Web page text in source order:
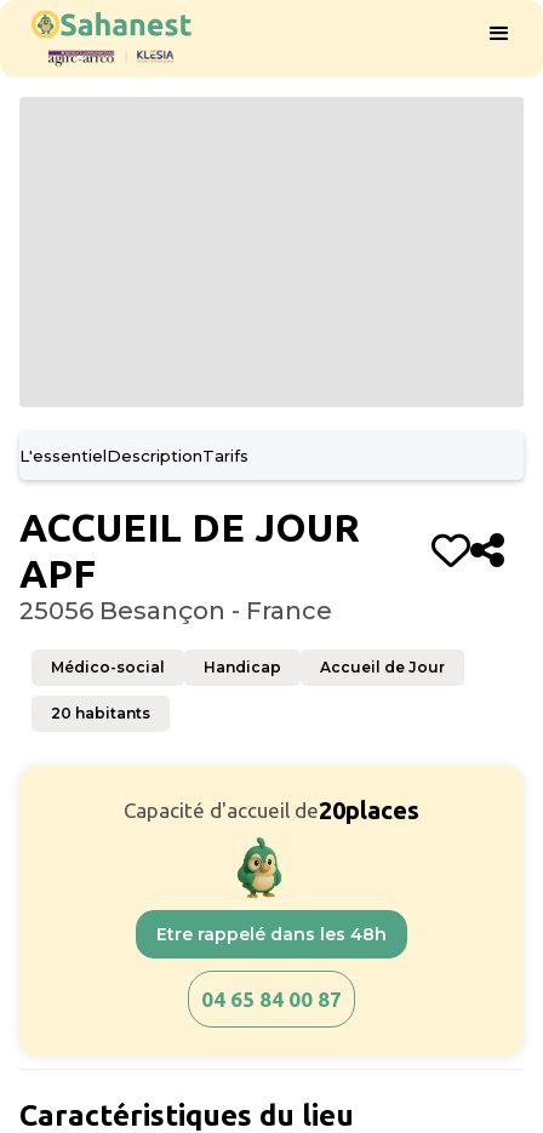
L'essentielDescriptionTarifs
ACCUEIL DE JOUR
APF
25056 Besançon - France
Médico-social Handicap Accueil de Jour
20 habitants
Capacité d'accueil de20places
Etre rappelé dans les 48h
04 65 84 00 87
Caractéristiques du lieu